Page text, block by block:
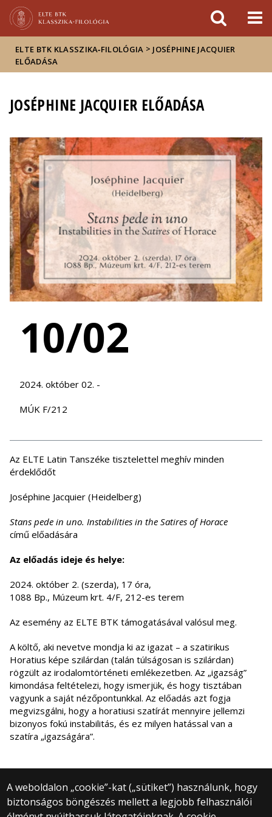
sajtóban
ELTE BTK KLASSZIKA‑FILOLÓGIA > JOSÉPHINE JACQUIER
ELŐADÁSA
JOSÉPHINE JACQUIER ELŐADÁSA
10/02
2024. október 02. -
MÚK F/212
Az ELTE Latin Tanszéke tisztelettel meghív minden
érdeklődőt
Joséphine Jacquier (Heidelberg)
Stans pede in uno. Instabilities in the Satires of Horace
című előadására
Az előadás ideje és helye:
2024. október 2. (szerda), 17 óra,
1088 Bp., Múzeum krt. 4/F, 212-es terem
Az esemény az ELTE BTK támogatásával valósul meg.
A költő, aki nevetve mondja ki az igazat – a szatirikus
Horatius képe szilárdan (talán túlságosan is szilárdan)
rögzült az irodalomtörténeti emlékezetben. Az „igazság”
kimondása feltételezi, hogy ismerjük, és hogy tisztában
vagyunk a saját nézőpontunkkal. Az előadás azt fogja
megvizsgálni, hogy a horatiusi szatírát mennyire jellemzi
bizonyos fokú instabilitás, és ez milyen hatással van a
szatíra „igazságára”.
A weboldalon „cookie”-kat („sütiket”) használunk, hogy
biztonságos böngészés mellett a legjobb felhasználói
© 2025 Eötvös Loránd Tudományegyetem